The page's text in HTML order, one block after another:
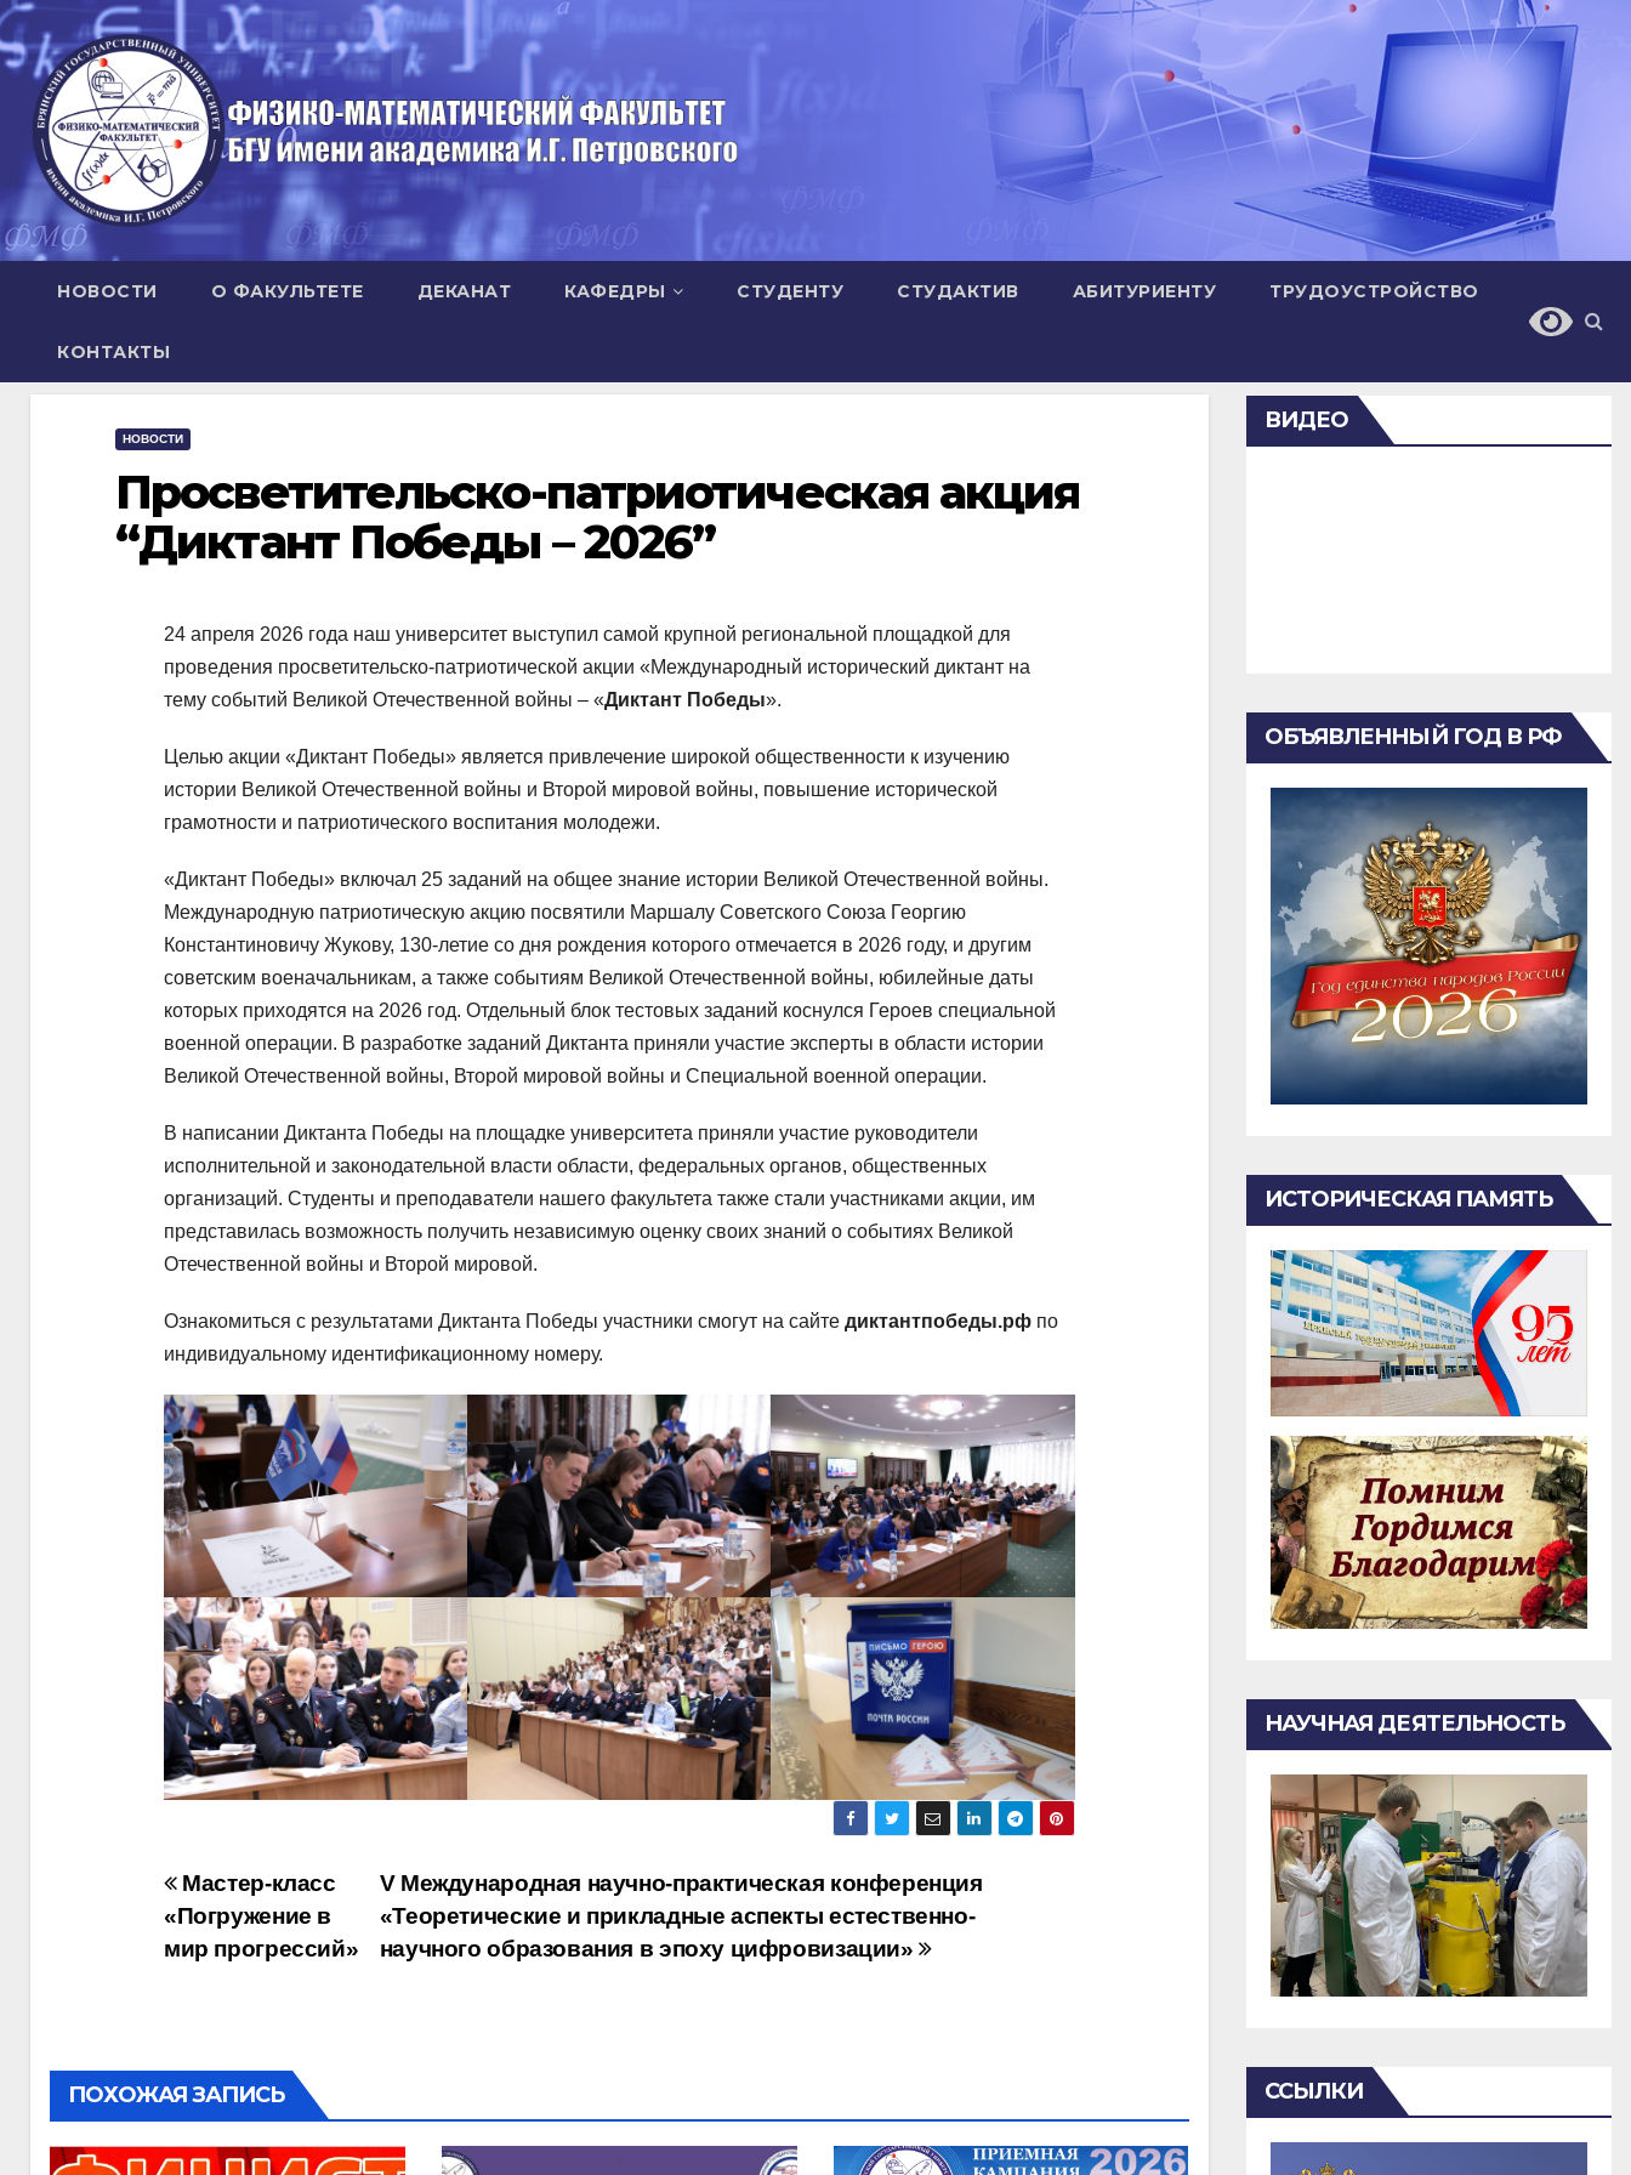
Перейти
к
содержимому
НОВОСТИ О ФАКУЛЬТЕТЕ ДЕКАНАТ КАФЕДРЫ СТУДЕНТУ СТУДАКТИВ АБИТУРИЕНТУ ТРУДОУСТРОЙСТВО
КОНТАКТЫ
НОВОСТИ
Просветительско-патриотическая акция
“Диктант Победы – 2026”
24 апреля 2026 года наш университет выступил самой крупной региональной площадкой для
проведения просветительско-патриотической акции «Международный исторический диктант на
тему событий Великой Отечественной войны – «Диктант Победы».
Целью акции «Диктант Победы» является привлечение широкой общественности к изучению
истории Великой Отечественной войны и Второй мировой войны, повышение исторической
грамотности и патриотического воспитания молодежи.
«Диктант Победы» включал 25 заданий на общее знание истории Великой Отечественной войны.
Международную патриотическую акцию посвятили Маршалу Советского Союза Георгию
Константиновичу Жукову, 130-летие со дня рождения которого отмечается в 2026 году, и другим
советским военачальникам, а также событиям Великой Отечественной войны, юбилейные даты
которых приходятся на 2026 год. Отдельный блок тестовых заданий коснулся Героев специальной
военной операции. В разработке заданий Диктанта приняли участие эксперты в области истории
Великой Отечественной войны, Второй мировой войны и Специальной военной операции.
В написании Диктанта Победы на площадке университета приняли участие руководители
исполнительной и законодательной власти области, федеральных органов, общественных
организаций. Студенты и преподаватели нашего факультета также стали участниками акции, им
представилась возможность получить независимую оценку своих знаний о событиях Великой
Отечественной войны и Второй мировой.
Ознакомиться с результатами Диктанта Победы участники смогут на сайте диктантпобеды.рф по
индивидуальному идентификационному номеру.
Навигация
по
V Международная научно-практическая конференция
«Теоретические и прикладные аспекты естественно-
научного образования в эпоху цифровизации»
Мастер-класс
«Погружение в
мир прогрессий»
ПОХОЖАЯ ЗАПИСЬ
ВИДЕО
ОБЪЯВЛЕННЫЙ ГОД В РФ
ИСТОРИЧЕСКАЯ ПАМЯТЬ
НАУЧНАЯ ДЕЯТЕЛЬНОСТЬ
ССЫЛКИ